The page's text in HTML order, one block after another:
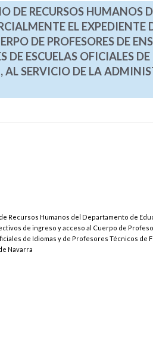
DE RECURSOS HUMANOS
EL EXPEDIENTE
DE PROFESORES DE
DE ESCUELAS OFICIALES
AL SERVICIO DE LA
Recursos Humanos del Departamento de
de ingreso y acceso al Cuerpo de
de Idiomas y de Profesores Técnicos de
Navarra